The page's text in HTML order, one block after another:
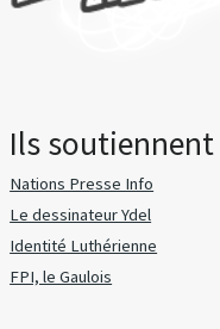
Ils soutiennent
Nations Presse Info
Le dessinateur Ydel
Identité Luthérienne
FPI, le Gaulois